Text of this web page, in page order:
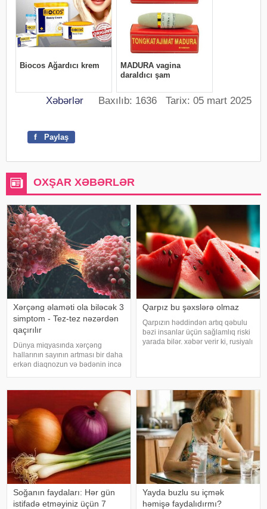
Xəbərlər Baxılıb: 1636 Tarix: 05 mart 2025
f Paylaş
OXŞAR XƏBƏRLƏR
Xərçəng əlaməti ola biləcək 3
simptom - Tez-tez nəzərdən
qaçırılır
Dünya miqyasında xərçəng
hallarının sayının artması bir daha
erkən diaqnozun və bədənin incə
vurğulayır. Məşhur inancın əksinə
olaraq, xərçəng növləri həmişə
Qarpız bu şəxslərə olmaz
Qarpızın həddindən artıq qəbulu
bəzi insanlar üçün sağlamlıq riski
yarada bilər. xəbər verir ki, rusiyalı
meyvəni ehtiyatla istehla
Soğanın faydaları: Hər gün
istifadə etməyiniz üçün 7
Yayda buzlu su içmək
həmişə faydalıdırmı?